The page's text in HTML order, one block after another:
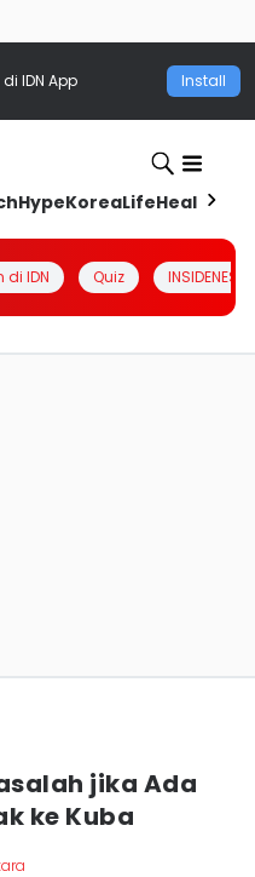
IDN App Install
HypeKoreaLifeHealth
di IDN Quiz INSIDENESIA
jika Ada
ke Kuba